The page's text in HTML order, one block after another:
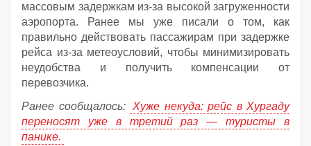
массовым задержкам из-за высокой загруженности
аэропорта. Ранее мы уже писали о том, как
правильно действовать пассажирам при задержке
рейса из-за метеоусловий, чтобы минимизировать
неудобства и получить компенсации от
перевозчика.
Ранее сообщалось: Хуже некуда: рейс в Хургаду
переносят уже в третий раз — туристы в
панике.